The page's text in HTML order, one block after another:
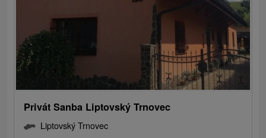
Privát Sanba Liptovský Trnovec
Liptovský Trnovec